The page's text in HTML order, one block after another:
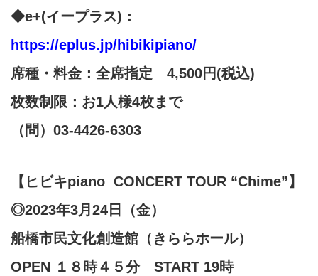
◆e+(イープラス)：
https://eplus.jp/hibikipiano/
席種・料金：全席指定 4,500円(税込)
枚数制限：お1人様4枚まで
（問）03-4426-6303
【ヒビキpiano CONCERT TOUR “Chime”】
◎2023年3月24日（金）
船橋市民文化創造館（きららホール）
OPEN １８時４５分 START 19時